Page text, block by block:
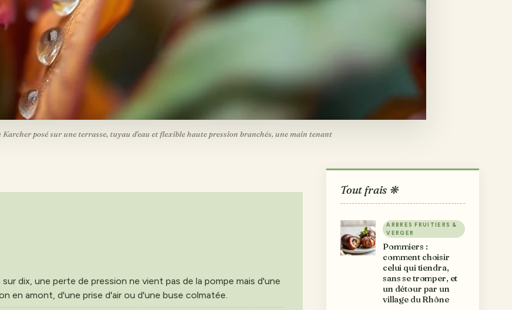
posé sur une terrasse, tuyau d'eau et flexible haute pression branchés, une main tenant
dix, une perte de pression ne vient pas de la pompe mais d'une
en amont, d'une prise d'air ou d'une buse colmatée.
Tout frais ❋
ARBRES FRUITIERS &
VERGER
Pommiers :
comment choisir
celui qui tiendra,
sans se tromper, et
un détour par un
village du Rhône